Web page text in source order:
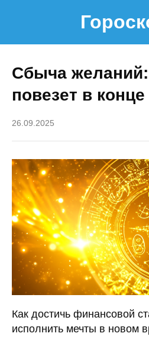
Сбыча
повезет в
26.09.2025
Как достичь финансовой
исполнить мечты в новом